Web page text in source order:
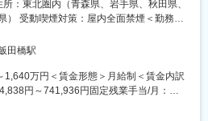
で成長できる
まらず、課題発見・要件定義・改善提案
め、データエンジニアとしてもビジネス
化も活発で、学び続けられる環境です
大なデータを利用して多様な事業を横断
グロースエンジニア（PGE）」として、
ータアプリケーションなど様々なプロダ
ていただきます。
：東北圏内（青森県、岩手県、秋田県、
） 受動喫煙対策：屋内全面禁煙＜勤務地
都千代田区九段北1丁目14-6 九段坂上KS
駅：東京メトロ東西線半蔵門線／九段下
田橋駅
1,640万円＜賃金形態＞月給制＜賃金内訳
円～741,936円固定残業手当/月：